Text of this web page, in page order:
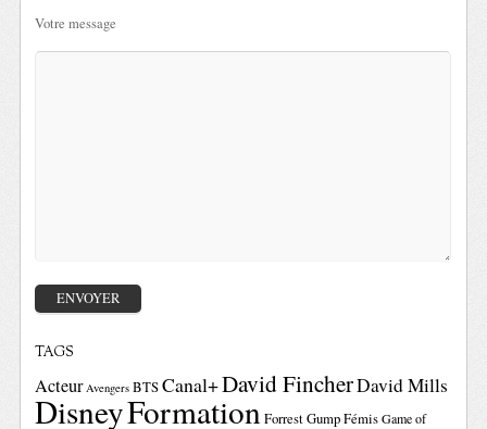
Votre message
TAGS
Acteur Avengers BTSCanal+David FincherDavid Mills
DisneyFormationForrest GumpFémis Game of